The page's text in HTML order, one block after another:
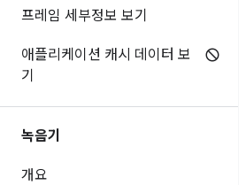
프레임 세부정보 보기
애플리케이션 캐시 데이터 보
기
녹음기
개요